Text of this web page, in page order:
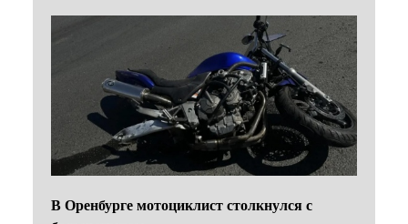
В Оренбурге мотоциклист столкнулся с